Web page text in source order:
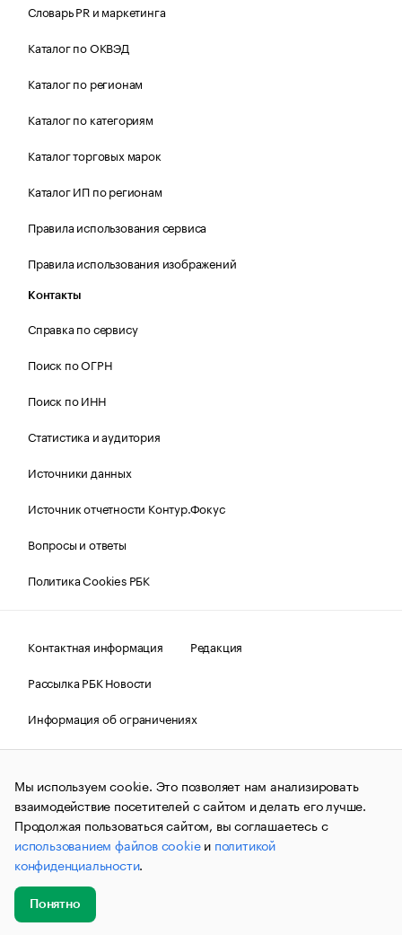
Словарь PR и маркетинга
Каталог по ОКВЭД
Каталог по регионам
Каталог по категориям
Каталог торговых марок
Каталог ИП по регионам
Правила использования сервиса
Правила использования изображений
Контакты
Справка по сервису
Поиск по ОГРН
Поиск по ИНН
Статистика и аудитория
Источники данных
Источник отчетности Контур.Фокус
Вопросы и ответы
Политика Cookies РБК
Контактная информация
Редакция
Рассылка РБК Новости
Информация об ограничениях
Правовая информация
О соблюдении авторских прав
© АО «РОСБИЗНЕСКОНСАЛТИНГ»,1995–2026.Сообщения
и материалы информационного агентства «РБК»
(зарегистрировано Федеральной службой по надзору в сфере
связи, информационных технологий и массовых
коммуникаций (Роскомнадзор) 09.12.2015 за номером ИА
№ФС77-63848) сопровождаются пометкой «РБК». Отдельные
публикации могут содержать информацию,
не предназначенную для пользователей
до 18 лет.
Мы используем cookie. Это позволяет нам анализировать
взаимодействие посетителей с сайтом и делать его лучше.
Продолжая пользоваться сайтом, вы соглашаетесь с
использованием файлов cookieи политикой
конфиденциальности.
Понятно